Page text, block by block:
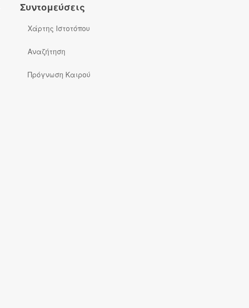
Συντομεύσεις
Χάρτης Ιστοτόπου
Αναζήτηση
Πρόγνωση Καιρού